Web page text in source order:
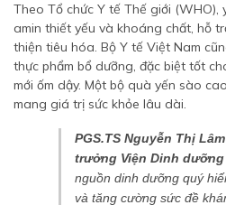
Theo Tổ chức Y tế Thế giới
amin thiết yếu và khoáng chất, hỗ
thiện tiêu hóa. Bộ Y tế Việt Nam
thực phẩm bổ dưỡng, đặc biệt tốt
mới ốm dậy. Một bộ quà yến sào
mang giá trị sức khỏe lâu dài.
PGS.TS Nguyễn Thị
trưởng Viện Dinh
nguồn dinh dưỡng quý
và tăng cường sức đề